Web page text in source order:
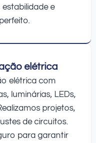
e
elétrica
elétrica com
luminárias, LEDs,
projetos,
de circuitos.
para garantir